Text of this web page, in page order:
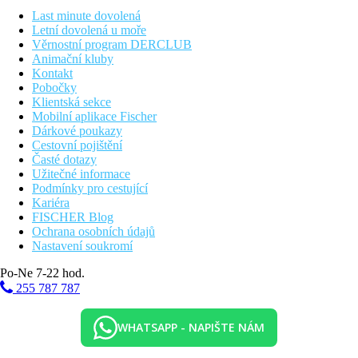
Dvoulůžkový pokoj, Výhled moře:
Dvoulůžkový pokoj, Superior, Výhled zahrada:
výhled zahrada (poloha: ubytování v rámci celého
resortu), kávovar Nespresso včetně denně doplňovaných
kapslí
Dvoulůžkový pokoj, Superior, Výhled moře:
moře (poloha: ubytování v rámci celého resortu), kávovar
Nespresso včetně denně doplňovaných kapslí
Rodinný pokoj, Výhled zahrada:
posuvnými dveřmi, prostornější 32 m2, výhled zahrada
Rodinný pokoj, Výhled moře:
posuvnými dveřmi, prostornější 32 m2, výhled moře
Rodinný pokoj, Sdílený bazén:
posuvnými dveřmi, prostornější 32 m2, výhled zahrada,
sdílený bazén
Family Suita:oddělené ložnice, prostornější 32 m2.
Family Suita, Sdílený bazén:
Pláž
Krásná písečnooblázková pláž cca 150 m označena "Modrou
vlajskou" kvality (vzdálenost je závislá na místě ubytování),
hotelový minibus zdarma, moderní lehátka, slunečníky a osušky
Last minute dovolená
Letní dovolená u moře
Věrnostní program DERCLUB
Animační kluby
Kontakt
Pobočky
Klientská sekce
Mobilní aplikace Fischer
Dárkové poukazy
Cestovní pojištění
Časté dotazy
Užitečné informace
Podmínky pro cestující
Kariéra
FISCHER Blog
Ochrana osobních údajů
Nastavení soukromí
Po-Ne 7-22 hod.
255 787 787
WHATSAPP - NAPIŠTE NÁM